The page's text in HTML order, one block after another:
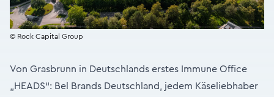
© Rock Capital Group
Von Grasbrunn in Deutschlands erstes Immune Office
„HEADS“: Bel Brands Deutschland, jedem Käseliebhaber